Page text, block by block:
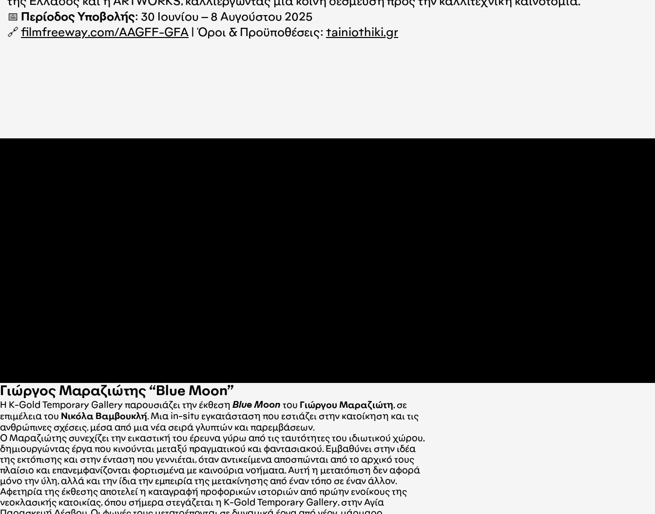
📅 Περίοδος Υποβολής: 30 Ιουνίου – 8 Αυγούστου 2025
🔗 filmfreeway.com/AAGFF-GFA | Όροι & Προϋποθέσεις: tainiothiki.gr
Γιώργος Μαραζιώτης “Blue Moon”
Η K-Gold Temporary Gallery παρουσιάζει την έκθεση Blue Moon του Γιώργου Μαραζιώτη, σε
επιμέλεια του Νικόλα Βαμβουκλή. Μια in-situ εγκατάσταση που εστιάζει στην κατοίκηση και τις
ανθρώπινες σχέσεις, μέσα από μια νέα σειρά γλυπτών και παρεμβάσεων.
Ο Μαραζιώτης συνεχίζει την εικαστική του έρευνα γύρω από τις ταυτότητες του ιδιωτικού χώρου,
δημιουργώντας έργα που κινούνται μεταξύ πραγματικού και φαντασιακού. Εμβαθύνει στην ιδέα
της εκτόπισης και στην ένταση που γεννιέται, όταν αντικείμενα αποσπώνται από το αρχικό τους
πλαίσιο και επανεμφανίζονται φορτισμένα με καινούρια νοήματα. Αυτή η μετατόπιση δεν αφορά
μόνο την ύλη, αλλά και την ίδια την εμπειρία της μετακίνησης από έναν τόπο σε έναν άλλον.
Αφετηρία της έκθεσης αποτελεί η καταγραφή προφορικών ιστοριών από πρώην ενοίκους της
νεοκλασικής κατοικίας, όπου σήμερα στεγάζεται η K-Gold Temporary Gallery, στην Αγία